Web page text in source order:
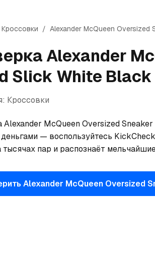
Кроссовки / Alexander McQueen Oversized
Alexander
Slick White Black
Кроссовки
Alexander McQueen Oversized
деньгами — воспользуйтесь
тысячах пар и распознаёт
Alexander McQueen Oversized